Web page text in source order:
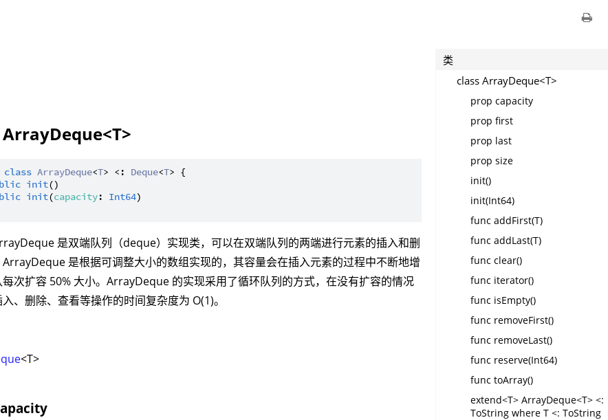
class ArrayDeque<T> <: Deque<T> {
init()
init(capacity: Int64)
是双端队列（deque）实现类，可以在双端队列的两端进行元素的插入和删
ArrayDeque 是根据可调整大小的数组实现的，其容量会在插入元素的过程中不断地增
次扩容 50% 大小。ArrayDeque 的实现采用了循环队列的方式，在没有扩容的情况
、删除、查看等操作的时间复杂度为 O(1)。
<T>
类
class ArrayDeque<T>
prop capacity
prop first
prop last
prop size
init()
init(Int64)
func addFirst(T)
func addLast(T)
func clear()
func iterator()
func isEmpty()
func removeFirst()
func removeLast()
func reserve(Int64)
func toArray()
extend<T> ArrayDeque<T> <:
ToString where T <: ToString